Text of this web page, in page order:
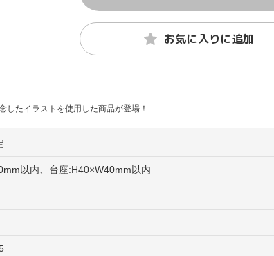
お気に入りに追加
したイラストを使用した商品が登場！
以内、台座:H40×W40mm以内